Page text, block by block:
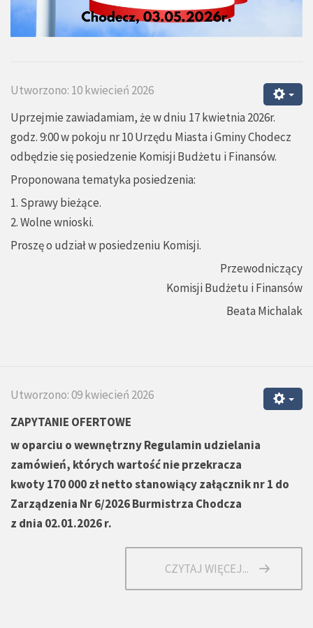
Utworzono: 10 kwiecień 2026
Uprzejmie zawiadamiam, że w dniu 17 kwietnia 2026r.
godz. 9:00 w pokoju nr 10 Urzędu Miasta i Gminy Chodecz
odbędzie się posiedzenie Komisji Budżetu i Finansów.
Proponowana tematyka posiedzenia:
1. Sprawy bieżące.
2. Wolne wnioski.
Proszę o udział w posiedzeniu Komisji.
Przewodniczący
Komisji Budżetu i Finansów
Beata Michalak
Utworzono: 09 kwiecień 2026
ZAPYTANIE OFERTOWE
w oparciu o wewnętrznyRegulamin udzielania
zamówień, których wartość nie przekracza
kwoty 170 000 zł netto stanowiący załącznik nr 1 do
Zarządzenia Nr 6/2026 Burmistrza Chodcza
z dnia 02.01.2026 r.
CZYTAJ WIĘCEJ...